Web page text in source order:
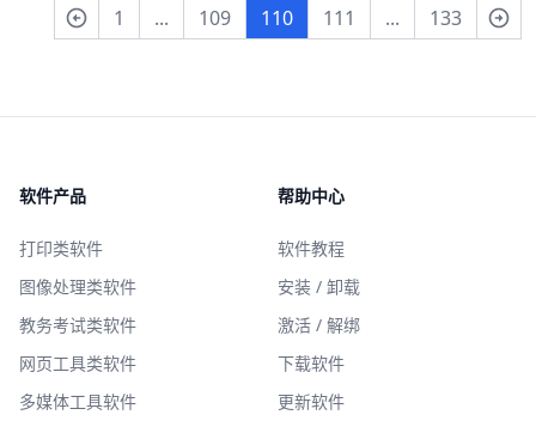
1 ... 109 110 111 ... 133
软件产品
打印类软件
图像处理类软件
教务考试类软件
网页工具类软件
多媒体工具软件
帮助中心
软件教程
安装 / 卸载
激活 / 解绑
下载软件
更新软件